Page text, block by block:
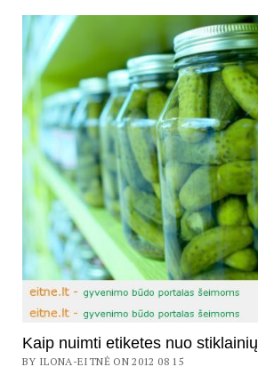
Kaip nuimti etiketes nuo stiklainių
BY ILONA-EITNĖ ON 2012 08 15